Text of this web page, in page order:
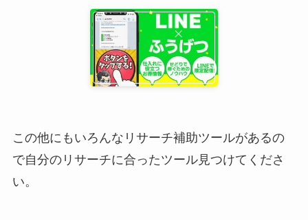
この他にもいろんなリサーチ補助ツールがあるの
で自分のリサーチに合ったツール見つけてくださ
い。